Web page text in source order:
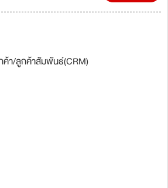
ค้า/ลูกค้าสัมพันธ์(CRM)